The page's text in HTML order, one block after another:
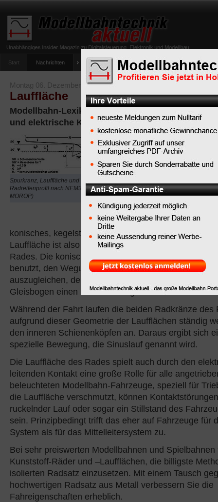
Start Nachrichten Tipps Newsletter Archiv Magazin
umfrage-viessmann-multiprotokoll-lichtdecoder
Montag 06. Dezember 2021
Lauffläche
Modellbahn-Lexikon: Mit der Lauffläche wird der
und elektrische Kontakt zur Schiene hergestellt
Spurkranz, Lauffläche und
Radreifenprofil nach NEM311 (Bild
MOROP)
DieLauffläche
ist der Teil des
Eisenbahnrades, der
Kontakt zur Schiene
Lauffläche hat als
Gegensatz zu Rädern
konisches, kegelstumpfförmiges Profil. Der
Lauffläche ist also an der Innenseite größer als an
Rades. Die konische Lauffläche des Radreifens wird
benutzt, den Wegunterschied bei der Fahrt durch
auszugleichen, denn das kurveninnere Rad eines
Gleisbogen einen kürzeren Weg als das
Während der Fahrt laufen die beiden Radkränze des
aufgrund dieser Geometrie der Laufflächen ständig
den inneren Schienenköpfen an. Daraus ergibt sich
spezielle Bewegung, die Sinuslauf genannt wird.
Die Lauffläche des Rades spielt auch durch den
leitenden Kontakt eine große Rolle für alle
beleuchteten Modellbahn-Fahrzeuge, speziell für
die Lauffläche verschmutzt, können
ruckelnder Lauf oder sogar ein Stillstand des
sein. Prinzipbedingt trifft das eher auf Fahrzeuge für
System als für das Mittelleitersystem zu.
Bei sehr preiswerten Modellbahnen und
Kunststoff-Räder und –Laufflächen, die billigste
isolierten Radsatz einzusetzen. Mit einem Tausch
hochwertigen Radsatz aus Metall verbessern Sie die
Fahreigenschaften erheblich.